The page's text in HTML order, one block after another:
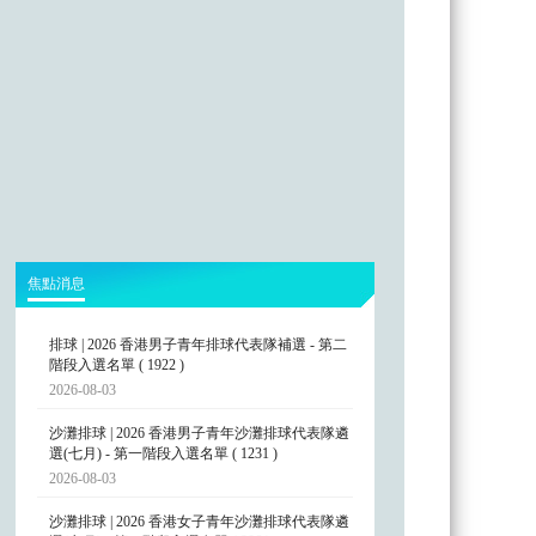
焦點消息
排球 | 2026 香港男子青年排球代表隊補選 - 第二
階段入選名單 ( 1922 )
2026-08-03
沙灘排球 | 2026 香港男子青年沙灘排球代表隊遴
選(七月) - 第一階段入選名單 ( 1231 )
2026-08-03
沙灘排球 | 2026 香港女子青年沙灘排球代表隊遴